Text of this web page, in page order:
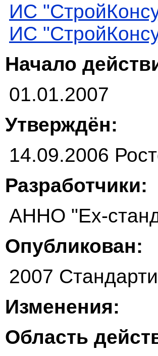
ИС
ИС
Начало
01.01.2007
Утверждён:
14.09.2006
Разработчики:
АННО "Ех-
Опубликован:
2007
Изменения:
Область